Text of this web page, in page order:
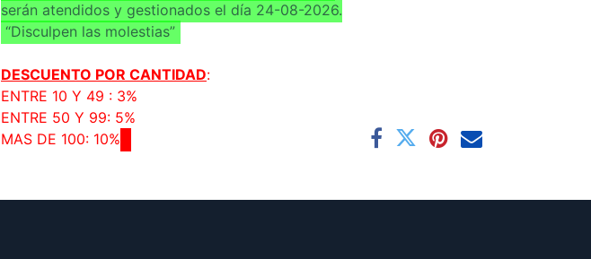
serán atendidos y gestionados el día 24-08-2026.
“Disculpen las molestias”
DESCUENTO POR CANTIDAD:
ENTRE 10 Y 49 : 3%
ENTRE 50 Y 99: 5%
MAS DE 100: 10%